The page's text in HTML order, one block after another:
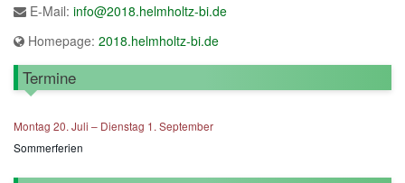
E-Mail: info@2018.helmholtz-bi.de
Homepage: 2018.helmholtz-bi.de
Termine
Montag 20. Juli – Dienstag 1. September
Sommerferien